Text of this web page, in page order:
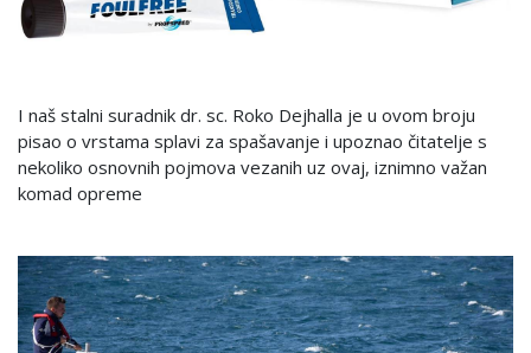
I naš stalni suradnik dr. sc. Roko Dejhalla je u ovom broju
pisao o vrstama splavi za spašavanje i upoznao čitatelje s
nekoliko osnovnih pojmova vezanih uz ovaj, iznimno važan
komad opreme